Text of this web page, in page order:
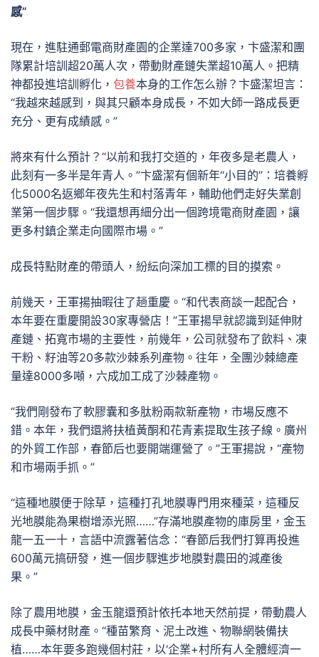
感”
現在，進駐通郵電商財產園的企業達700多家，卞盛潔和團
隊累計培訓超20萬人次，帶動財產鏈失業超10萬人。把精
神都投進培訓孵化， 包養本身的工作怎么辦？卞盛潔坦言：
“我越來越感到，與其只顧本身成長，不如大師一路成長更
充分、更有成績感。”
將來有什么預計？“以前和我打交道的，年夜多是老農人，
此刻有一多半是年青人。”卞盛潔有個新年“小目的”：培養孵
化5000名返鄉年夜先生和村落青年，輔助他們走好失業創
業第一個步驟。“我還想再細分出一個跨境電商財產園，讓
更多村鎮企業走向國際市場。”
成長特點財產的帶頭人，紛紜向深加工標的目的摸索。
前幾天，王軍揚抽暇往了趟重慶。“和代表商談一起配合，
本年要在重慶開設30家專營店！”王軍揚早就認識到延伸財
產鏈、拓寬市場的主要性，前幾年，公司就發布了飲料、凍
干粉、籽油等20多款沙棘系列產物。往年，全團沙棘總產
量達8000多噸，六成加工成了沙棘產物。
“我們剛發布了軟膠囊和多肽粉兩款新產物，市場反應不
錯。本年，我們還將扶植黃酮和花青素提取生孩子線。廣州
的外貿工作部，春節后也要開端運營了。”王軍揚說，“產物
和市場兩手抓。”
“這種地膜便于除草，這種打孔地膜專門用來種菜，這種反
光地膜能為果樹增添光照……”存滿地膜產物的庫房里，金玉
龍一五一十，言語中流露著信念：“春節后我們打算再投進
600萬元搞研發，進一個步驟進步地膜對農田的減產後
果。”
除了農用地膜，金玉龍還預計依托本地天然前提，帶動農人
成長中藥材財產。“種苗繁育、泥土改進、物聯網裝備扶
植……本年要多跑幾個村莊，以‘企業+村所有人全體經濟一